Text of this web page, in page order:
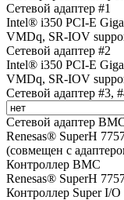
Сетевой адаптер #1
Intel® i350 PCI-E
VMDq, SR-IOV
Сетевой адаптер #2
Intel® i350 PCI-E
VMDq, SR-IOV
Сетевой адаптер #3,
Сетевой адаптер
Renesas® SuperH
(совмещен с
Контроллер BMC
Renesas® SuperH
Контроллер Super I/O